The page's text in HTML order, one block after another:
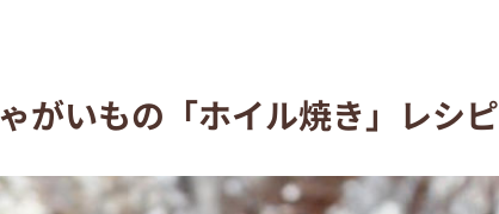
がいもの「ホイル焼き」レシピ